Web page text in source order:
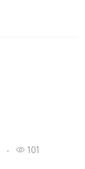
101